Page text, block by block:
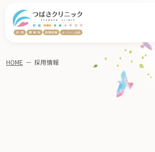
HOME － 採用情報